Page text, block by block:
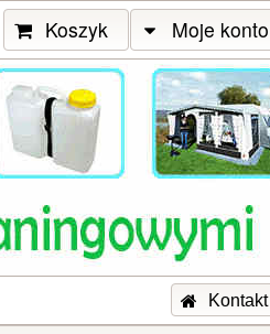
Koszyk Moje konto
Kontakt